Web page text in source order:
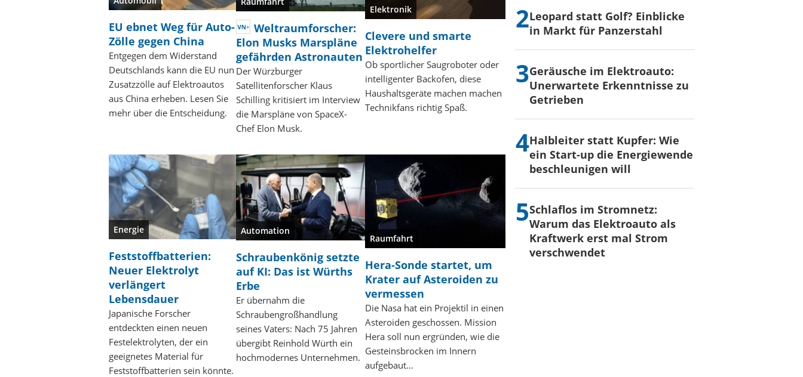
EU ebnet Weg für Auto-
Zölle gegen China
Entgegen dem Widerstand
Deutschlands kann die EU nun
Zusatzzölle auf Elektroautos
aus China erheben. Lesen Sie
mehr über die Entscheidung.
Weltraumforscher:
Elon Musks Marspläne
gefährden Astronauten
Der Würzburger
Satellitenforscher Klaus
Schilling kritisiert im Interview
die Marspläne von SpaceX-
Chef Elon Musk.
Elektronik
Clevere und smarte
Elektrohelfer
Ob sportlicher Saugroboter oder
intelligenter Backofen, diese
Haushaltsgeräte machen machen
Technikfans richtig Spaß.
Energie
Feststoffbatterien:
Neuer Elektrolyt
verlängert
Lebensdauer
Japanische Forscher
entdeckten einen neuen
Festelektrolyten, der ein
geeignetes Material für
Feststoffbatterien sein könnte.
Automation
Schraubenkönig setzte
auf KI: Das ist Würths
Erbe
Er übernahm die
Schraubengroßhandlung
seines Vaters: Nach 75 Jahren
übergibt Reinhold Würth ein
hochmodernes Unternehmen.
Raumfahrt
Hera-Sonde startet, um
Krater auf Asteroiden zu
vermessen
Die Nasa hat ein Projektil in einen
Asteroiden geschossen. Mission
Hera soll nun ergründen, wie die
Gesteinsbrocken im Innern
aufgebaut…
Leopard statt Golf? Einblicke
in Markt für Panzerstahl
Geräusche im Elektroauto:
Unerwartete Erkenntnisse zu
Getrieben
Halbleiter statt Kupfer: Wie
ein Start-up die Energiewende
beschleunigen will
Schlaflos im Stromnetz:
Warum das Elektroauto als
Kraftwerk erst mal Strom
verschwendet